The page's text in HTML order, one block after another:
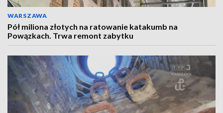
WARSZAWA
Pół miliona złotych na ratowanie katakumb na
Powązkach. Trwa remont zabytku